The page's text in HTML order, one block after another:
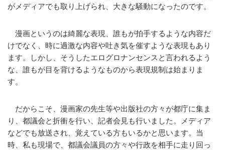
がメディアでも取り上げられ、大きな騒動になったのです。
漫画というのは綺麗な表現、誰もが拍手するような内容だ
けでなく、時に過激な内容や吐き気を催すような表現もあり
ます。しかし、そうしたエログロナンセンスと言われるよう
な、誰もが目を背けるようなものから表現規制は始まりま
す。
だからこそ、漫画家の先生等や出版社の方々が都庁に集ま
り、都議会と折衝を行い、記者会見も行いました。メディア
などでも放送され、覚えている方もいるかと思います。当
時、私も現場で、都議会議員の方々や行政を相手に走り回っ